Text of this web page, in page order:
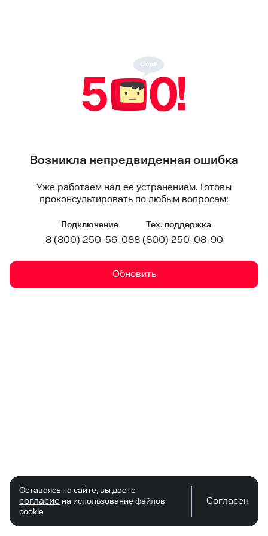
Возникла непредвиденная ошибка
Уже работаем над ее устранением. Готовы
проконсультировать по любым вопросам:
Подключение
8 (800) 250-56-08
Тех. поддержка
8 (800) 250-08-90
Обновить
Оставаясь на сайте, вы даете
согласие на использование файлов
cookie
Согласен